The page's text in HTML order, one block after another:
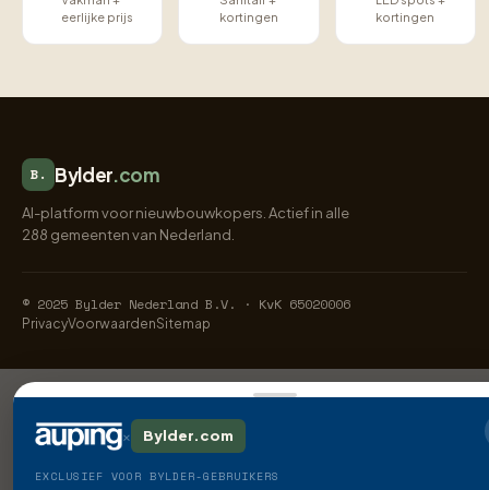
eerlijke prijs
kortingen
kortingen
B. Bylder.com
AI-platform voor nieuwbouwkopers. Actief in alle
288 gemeenten van Nederland.
© 2025 Bylder Nederland B.V. · KvK 65020006
PrivacyVoorwaardenSitemap
× Bylder.com
EXCLUSIEF VOOR BYLDER-GEBRUIKERS